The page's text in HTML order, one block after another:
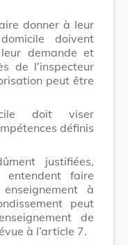
donner à leur
doivent
demande et
de l’inspecteur
peut être
doit viser
définis
justifiées,
faire
à
peut
de
à l’article 7.